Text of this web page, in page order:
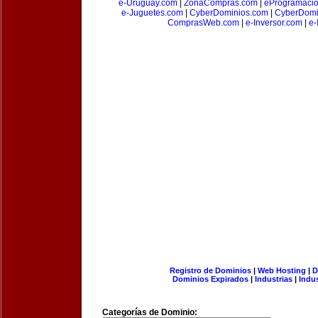
e-Uruguay.com
ZonaCompras.com
e-Juguetes.com| CyberDominios.com|
ComprasWeb.com
e-Inversor.com e-
Registro de Dominios| Web Hosting |
Dominios Expirados | Industrias |
Categorías de Dominio: